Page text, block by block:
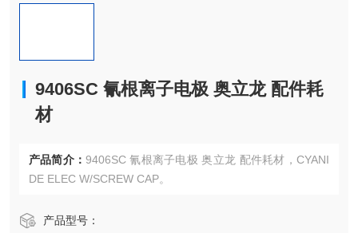
9406SC 氰根离子电极 奥立龙 配件耗
材
产品简介： 9406SC 氰根离子电极 奥立龙 配件耗材，CYANI
DE ELEC W/SCREW CAP。
产品型号：